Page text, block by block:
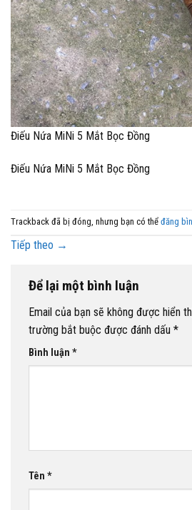
Điếu Nứa MiNi 5 Mắt Bọc Đồng
Điếu Nứa MiNi 5 Mắt Bọc Đồng
Trackback đã bị đóng, nhưng bạn có thể đăng
Tiếp theo →
Để lại một bình luận
Email của bạn sẽ không được hiển
trường bắt buộc được đánh dấu *
Bình luận *
Tên *